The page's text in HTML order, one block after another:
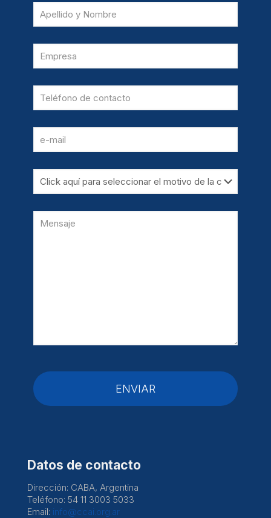
Datos de contacto
Dirección: CABA, Argentina
Teléfono: 54 11 3003 5033
Email: info@ccai.org.ar